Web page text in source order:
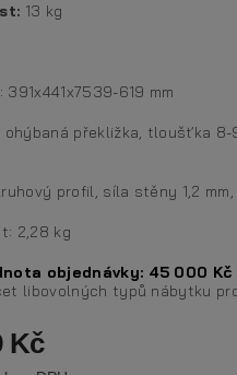
13 kg
391x441x7539-619 mm
ohýbaná překližka, tloušťka 8-
profil, síla stěny 1,2
2,28 kg
objednávky: 45 000 Kč
libovolných typů nábytku
Kč